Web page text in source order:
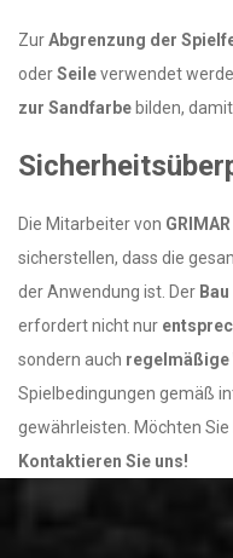
ZurAbgrenzung der
oderSeileverwendet
zur Sandfarbe bilden,
Die Mitarbeiter von GRIMAR
sicherstellen, dass die
der Anwendung ist. Der
erfordert nicht nur
sondern auch regelmäßige
Spielbedingungen gemäß
gewährleisten. Möchten
Kontaktieren Sie uns!